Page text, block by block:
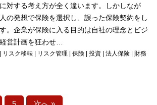
対する考え方が全く違います。しかしなが
の発想で保険を選択し、誤った保険契約をし
。企業が保険に入る目的は自社の理念とビジ
営計画を狂わせ…
リスク移転 リスク管理 保険 投資 法人保険
財務